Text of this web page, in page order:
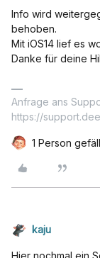
Info wird
behoben.
Mit iOS14 lief es
Danke für deine
Anfrage ans
https://
1 Person
kaju
Hier nochmal ein